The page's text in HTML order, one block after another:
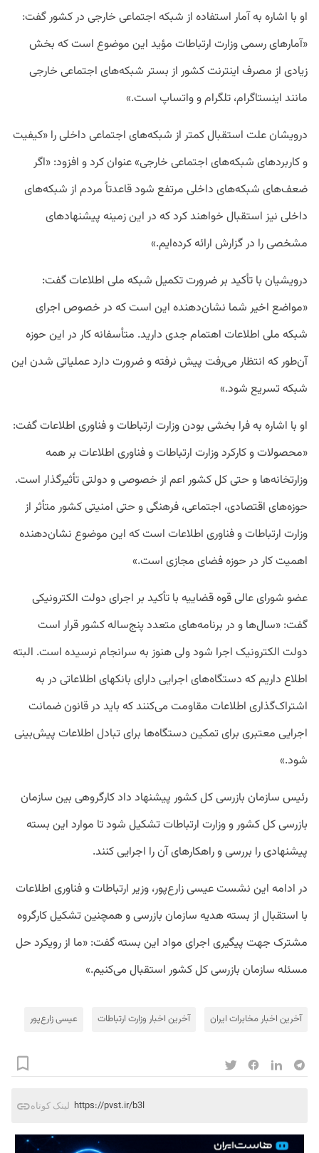
او با اشاره به آمار استفاده از شبکه اجتماعی خارجی در کشور گفت:
«آمارهای رسمی وزارت ارتباطات مؤید این موضوع است که بخش
زیادی از مصرف اینترنت کشور از بستر شبکه‌های اجتماعی خارجی
مانند اینستاگرام، تلگرام و واتساپ است.»
درویشان علت استقبال کمتر از شبکه‌های اجتماعی داخلی را «کیفیت
و کاربردهای شبکه‌های اجتماعی خارجی» عنوان کرد و افزود: «اگر
ضعف‌های شبکه‌های داخلی مرتفع شود قاعدتاً مردم از شبکه‌های
داخلی نیز استقبال خواهند کرد که در این زمینه پیشنهادهای
مشخصی را در گزارش ارائه کرده‌ایم.»
درویشیان با تأکید بر ضرورت تکمیل شبکه ملی اطلاعات گفت:
«مواضع اخیر شما نشان‌دهنده این است که در خصوص اجرای
شبکه ملی اطلاعات اهتمام جدی دارید. متأسفانه کار در این حوزه
آن‌طور که انتظار می‌رفت پیش نرفته و ضرورت دارد عملیاتی شدن این
شبکه تسریع شود.»
او با اشاره به فرا بخشی بودن وزارت ارتباطات و فناوری اطلاعات گفت:
«محصولات و کارکرد وزارت ارتباطات و فناوری اطلاعات بر همه
وزارتخانه‌ها و حتی کل کشور اعم از خصوصی و دولتی تأثیرگذار است.
حوزه‌های اقتصادی، اجتماعی، فرهنگی و حتی امنیتی کشور متأثر از
وزارت ارتباطات و فناوری اطلاعات است که این موضوع نشان‌دهنده
اهمیت کار در حوزه فضای مجازی است.»
عضو شورای عالی قوه قضاییه با تأکید بر اجرای دولت الکترونیکی
گفت: «سال‌ها و در برنامه‌های متعدد پنج‌ساله کشور قرار است
دولت الکترونیک اجرا شود ولی هنوز به سرانجام نرسیده است. البته
اطلاع داریم که دستگاه‌های اجرایی دارای بانک‎های اطلاعاتی در به
اشتراک‌گذاری اطلاعات مقاومت می‌کنند که باید در قانون ضمانت
اجرایی معتبری برای تمکین دستگاه‌ها برای تبادل اطلاعات پیش‌بینی
شود.»
رئیس سازمان بازرسی کل کشور پیشنهاد داد کارگروهی بین سازمان
بازرسی کل کشور و وزارت ارتباطات تشکیل شود تا موارد این بسته
پیشنهادی را بررسی و راهکارهای آن را اجرایی کنند.
در ادامه این نشست عیسی زارع‌پور، وزیر ارتباطات و فناوری اطلاعات
با استقبال از بسته هدیه سازمان بازرسی و همچنین تشکیل کارگروه
مشترک جهت پیگیری اجرای مواد این بسته گفت: «ما از رویکرد حل
مسئله سازمان بازرسی کل کشور استقبال می‌کنیم.»
آخرین اخبار مخابرات ایران آخرین اخبار وزارت ارتباطات عیسی زارع‌پور
لینک کوتاه https://pvst.ir/b3l